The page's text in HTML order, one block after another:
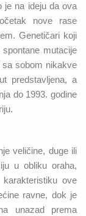
je na ideju da ova
nove rase
Genetičari koji
mutacije
sa sobom nikakve
predstavljena, a
do 1993. godine
veličine, duge ili
u obliku oraha,
ove
ravne, dok je
unazad prema